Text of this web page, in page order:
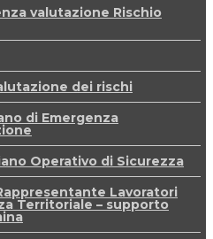
valutazione Rischio
dei rischi
di Emergenza
Operativo di Sicurezza
Lavoratori
Territoriale – supporto